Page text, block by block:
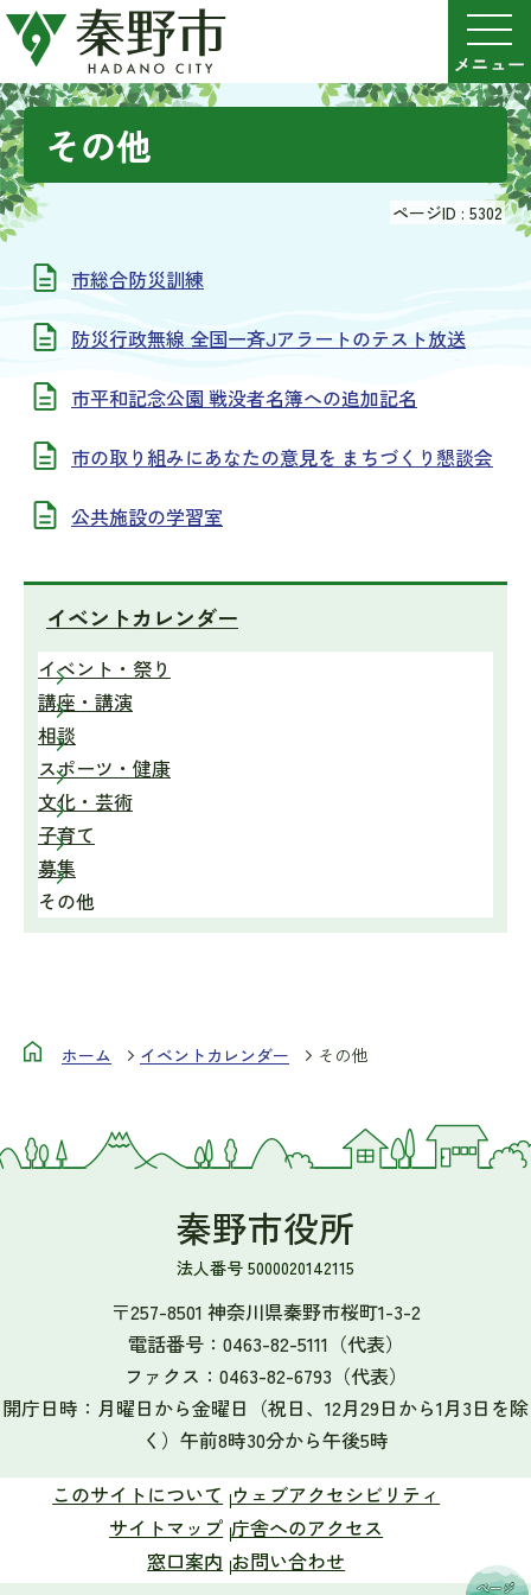
その他
ページID : 5302
市総合防災訓練
防災行政無線 全国一斉Jアラートのテスト放送
市平和記念公園 戦没者名簿への追加記名
市の取り組みにあなたの意見を まちづくり懇談会
公共施設の学習室
イベントカレンダー
イベント・祭り
講座・講演
相談
スポーツ・健康
文化・芸術
子育て
募集
その他
ホーム イベントカレンダー その他
秦野市役所
法人番号 5000020142115
〒257-8501 神奈川県秦野市桜町1-3-2
電話番号： 0463-82-5111 （代表）
ファクス： 0463-82-6793 （代表）
開庁日時：月曜日から金曜日（祝日、12月29日から1月3日を除
く）午前8時30分から午後5時
このサイトについて ウェブアクセシビリティ
サイトマップ 庁舎へのアクセス
窓口案内 お問い合わせ